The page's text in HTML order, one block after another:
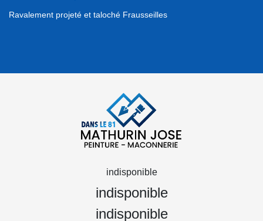
Ravalement projeté et taloché Frausseilles
indisponible
indisponible
indisponible